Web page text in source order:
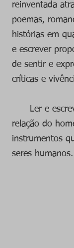
reinventada
poemas,
histórias em
e escrever
de sentir e
críticas e
Ler e
relação do
instrumentos
seres humanos.